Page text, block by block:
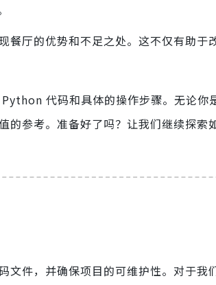
餐厅的优势和不足之处。这不仅有助于
代码和具体的操作步骤。无论你
的参考。准备好了吗？让我们继续探索
文件，并确保项目的可维护性。对于我